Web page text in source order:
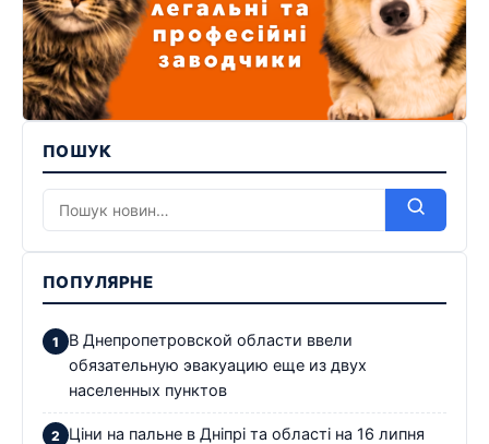
ПОШУК
ПОПУЛЯРНЕ
В Днепропетровской области ввели
обязательную эвакуацию еще из двух
населенных пунктов
Ціни на пальне в Дніпрі та області на 16 липня